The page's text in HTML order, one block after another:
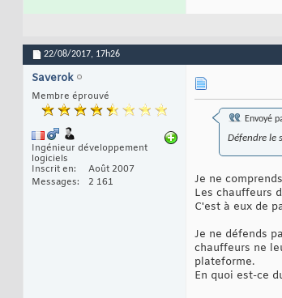
22/08/2017, 17h26
Saverok
Membre éprouvé
Ingénieur développement
logiciels
Inscrit en
Août 2007
Messages
2 161
Envoyé
Défendre le
Je ne
Les chauffeurs
C'est à eux de
Je ne défends
chauffeurs ne
plateforme.
En quoi est-ce